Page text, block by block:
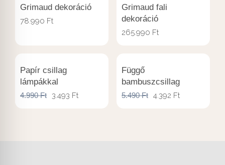
Grimaud dekoráció
78.990 Ft
Grimaud fali
dekoráció
265.990 Ft
Papír csillag
lámpákkal
4.990Ft 3.493 Ft
Függő
bambuszcsillag
5.490Ft 4.392 Ft